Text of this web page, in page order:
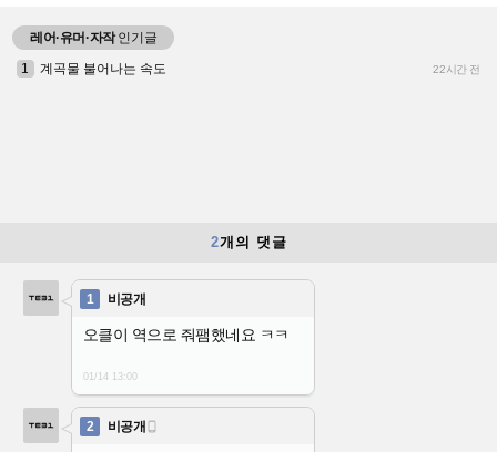
레어·유머·자작인기글
1
계곡물 불어나는 속도 22시간 전
2개의 댓글
1 비공개
오클이 역으로 줘팸했네요 ㅋㅋ
01/14 13:00
2 비공개 